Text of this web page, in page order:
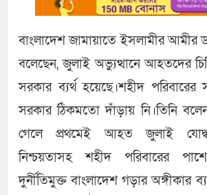
বাংলাদেশ জামায়াতে ইসলামীর আমীর
বলেছেন, জুলাই অভ্যুত্থানে আহতদের
সরকার ব্যর্থ হয়েছে।শহীদ
সরকার ঠিকমতো দাঁড়ায় নি।তিনি
গেলে প্রথমেই আহত জুলাই
নিশ্চয়তাসহ শহীদ পরিবারের
দুর্নীতিমুক্ত বাংলাদেশ গড়ার অঙ্গীকার